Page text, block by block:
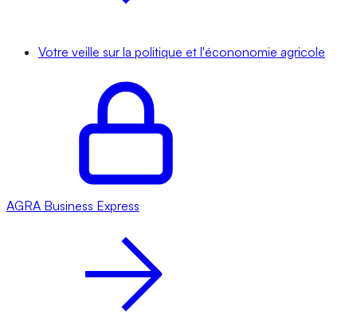
Votre veille sur la politique et l'écononomie agricole
AGRA Business Express